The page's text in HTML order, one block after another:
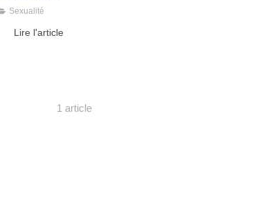
Sexualité
Lire l'article
1 article